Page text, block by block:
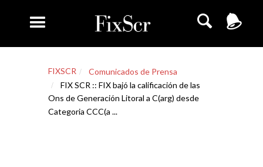
FIXSCR
Comunicados de Prensa
FIX SCR :: FIX bajó la calificación de las
Ons de Generación Litoral a C(arg) desde
Categoria CCC(a ...